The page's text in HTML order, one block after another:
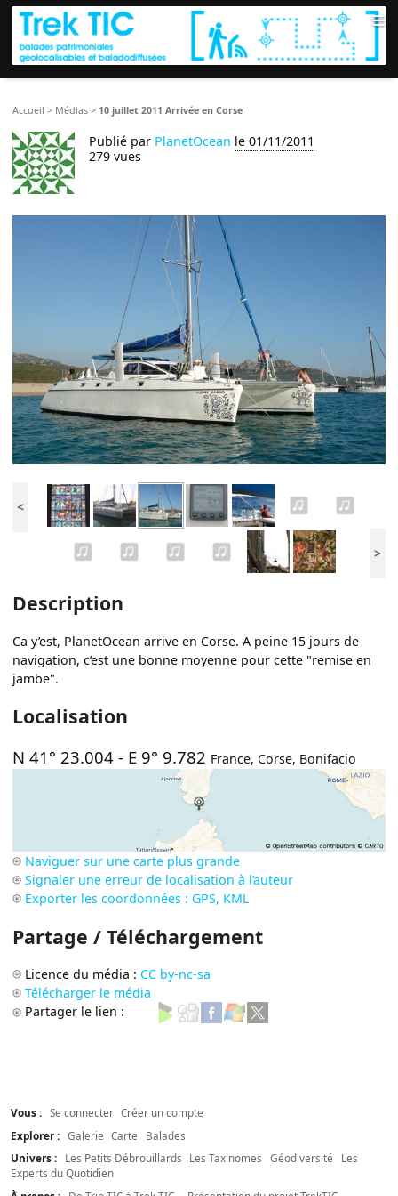
≡
Accueil > Médias > 10 juillet 2011 Arrivée en Corse
Publié par PlanetOcean le 01/11/2011
279 vues
<
>
Description
Ca y’est, PlanetOcean arrive en Corse. A peine 15 jours de
navigation, c’est une bonne moyenne pour cette "remise en
jambe".
Localisation
N 41° 23.004 - E 9° 9.782 France, Corse, Bonifacio
Naviguer sur une carte plus grande
Signaler une erreur de localisation à l’auteur
Exporter les coordonnées : GPS, KML
Partage / Téléchargement
Licence du média : CC by-nc-sa
Télécharger le média
Partager le lien :
Vous : Se connecter Créer un compte
Explorer : Galerie Carte
Balades
Univers :
Les Petits Débrouillards Les Taxinomes Géodiversité
Les
Experts du Quotidien